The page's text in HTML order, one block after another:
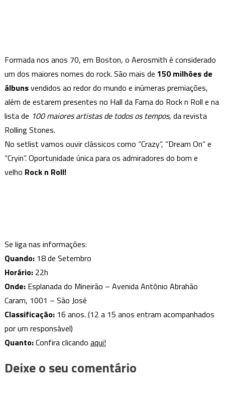
Formada nos anos 70, em Boston, o Aerosmith é considerado
um dos maiores nomes do rock. São mais de 150 milhões de
álbunsvendidos ao redor do mundo e inúmeras premiações,
além de estarem presentes no Hall da Fama do Rock n Roll e na
lista de 100 maiores artistas de todos os tempos, da revista
Rolling Stones.
No setlist vamos ouvir clássicos como “Crazy”, “Dream On” e
“Cryin”. Oportunidade única para os admiradores do bom e
velho Rock n Roll!
Se liga nas informações:
Quando:18 de Setembro
Horário: 22h
Onde: Esplanada do Mineirão – Avenida Antônio Abrahão
Caram, 1001 – São José
Classificação: 16 anos. (12 a 15 anos entram acompanhados
por um responsável)
Quanto:Confira clicando aqui!
Deixe o seu comentário